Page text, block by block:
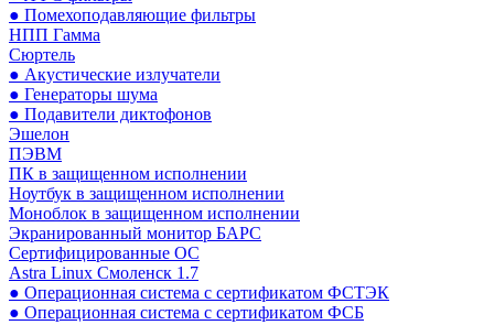
● Помехоподавляющие фильтры
НПП Гамма
Сюртель
● Акустические излучатели
● Генераторы шума
● Подавители диктофонов
Эшелон
ПЭВМ
ПК в защищенном исполнении
Ноутбук в защищенном исполнении
Моноблок в защищенном исполнении
Экранированный монитор БАРС
Сертифицированные ОС
Astra Linux Смоленск 1.7
● Операционная система с сертификатом ФСТЭК
● Операционная система с сертификатом ФСБ